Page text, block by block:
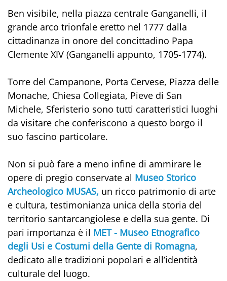
Ben visibile, nella piazza centrale Ganganelli, il
grande arco trionfale eretto nel 1777 dalla
cittadinanza in onore del concittadino Papa
Clemente XIV (Ganganelli appunto, 1705-1774).
Torre del Campanone, Porta Cervese, Piazza delle
Monache, Chiesa Collegiata, Pieve di San
Michele, Sferisterio sono tutti caratteristici luoghi
da visitare che conferiscono a questo borgo il
suo fascino particolare.
Non si può fare a meno infine di ammirare le
opere di pregio conservate al Museo Storico
Archeologico MUSAS, un ricco patrimonio di arte
e cultura, testimonianza unica della storia del
territorio santarcangiolese e della sua gente. Di
pari importanza è il MET - Museo Etnografico
degli Usi e Costumi della Gente di Romagna,
dedicato alle tradizioni popolari e all’identità
culturale del luogo.